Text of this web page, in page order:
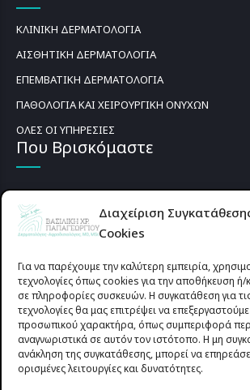
Διαχείριση
Cookies
Για να παρέχουμε την καλύτερη εμπειρία,
τεχνολογίες όπως cookies για την αποθήκευση
σε πληροφορίες συσκευών. Η συγκατάθεση για
τεχνολογίες θα μας επιτρέψει να
προσωπικού χαρακτήρα, όπως συμπεριφορά
αναγνωριστικά σε αυτόν τον ιστότοπο. Η μη
ανάκληση της συγκατάθεσης, μπορεί να
ορισμένες λειτουργίες και δυνατότητες.
ΚΛΙΝΙΚΗ ΔΕΡΜΑΤΟΛΟΓΙΑ
ΑΙΣΘΗΤΙΚΗ ΔΕΡΜΑΤΟΛΟΓΙΑ
ΕΠΕΜΒΑΤΙΚΗ ΔΕΡΜΑΤΟΛΟΓΙΑ
ΠΑΘΟΛΟΓΙΑ ΚΑΙ ΧΕΙΡΟΥΡΓΙΚΗ ΟΝΥΧΩΝ
ΟΛΕΣ ΟΙ ΥΠΗΡΕΣΙΕΣ
Που Βρισκόμαστε